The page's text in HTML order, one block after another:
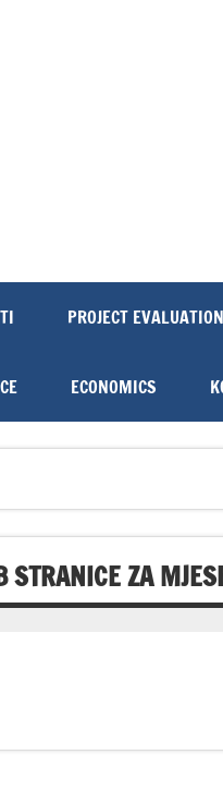
PROJECT EVALUATION
ECONOMICS
ZA